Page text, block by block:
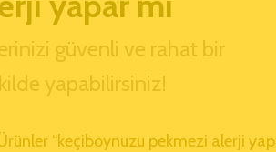
güvenli ve rahat bir
yapabilirsiniz!
“keçiboynuzu pekmezi alerji